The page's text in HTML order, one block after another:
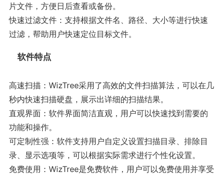
片文件，方便日后查看或备份。
快速过滤文件：支持根据文件名、路径、大小等进行快速
过滤，帮助用户快速定位目标文件。
软件特点
高速扫描：WizTree采用了高效的文件扫描算法，可以在几
秒内快速扫描硬盘，展示出详细的扫描结果。
直观界面：软件界面简洁直观，用户可以快速找到需要的
功能和操作。
可定制性强：软件支持用户自定义设置扫描目录、排除目
录、显示选项等，可以根据实际需求进行个性化设置。
免费使用：WizTree是免费软件，用户可以免费使用并享受